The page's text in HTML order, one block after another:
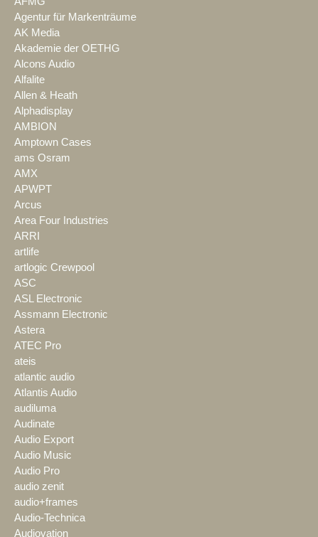
Agentur für Markenträume
AK Media
Akademie der OETHG
Alcons Audio
Alfalite
Allen & Heath
Alphadisplay
AMBION
Amptown Cases
ams Osram
AMX
APWPT
Arcus
Area Four Industries
ARRI
artlife
artlogic Crewpool
ASC
ASL Electronic
Assmann Electronic
Astera
ATEC Pro
ateis
atlantic audio
Atlantis Audio
audiluma
Audinate
Audio Export
Audio Music
Audio Pro
audio zenit
audio+frames
Audio-Technica
Audiovation